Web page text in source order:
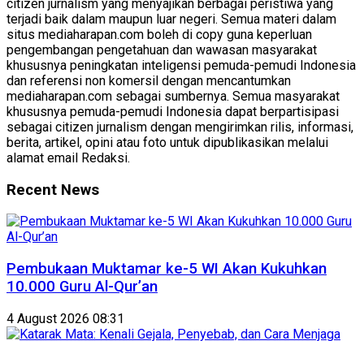
citizen jurnalism yang menyajikan berbagai peristiwa yang
terjadi baik dalam maupun luar negeri. Semua materi dalam
situs mediaharapan.com boleh di copy guna keperluan
pengembangan pengetahuan dan wawasan masyarakat
khususnya peningkatan inteligensi pemuda-pemudi Indonesia
dan referensi non komersil dengan mencantumkan
mediaharapan.com sebagai sumbernya. Semua masyarakat
khususnya pemuda-pemudi Indonesia dapat berpartisipasi
sebagai citizen jurnalism dengan mengirimkan rilis, informasi,
berita, artikel, opini atau foto untuk dipublikasikan melalui
alamat email Redaksi.
Recent News
Pembukaan Muktamar ke-5 WI Akan Kukuhkan
10.000 Guru Al-Qur’an
4 August 2026 08:31